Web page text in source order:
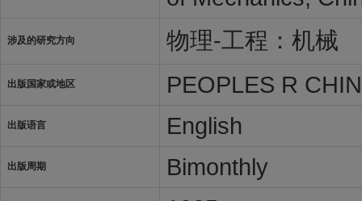
涉及的研究方向 物理-工程：机械
出版国家或地区 PEOPLES R
出版语言 English
出版周期 Bimonthly